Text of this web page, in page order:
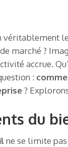
marché ?
accrue.
:
?
du
ne se limite